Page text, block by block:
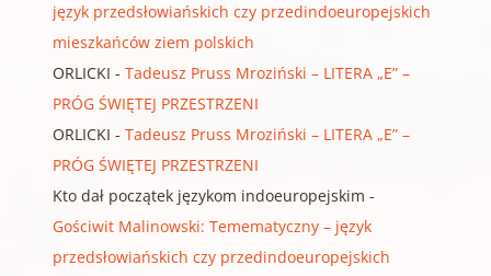
język przedsłowiańskich czy przedindoeuropejskich
mieszkańców ziem polskich
ORLICKI - Tadeusz Pruss Mroziński – LITERA „E” –
PRÓG ŚWIĘTEJ PRZESTRZENI
ORLICKI - Tadeusz Pruss Mroziński – LITERA „E” –
PRÓG ŚWIĘTEJ PRZESTRZENI
Kto dał początek językom indoeuropejskim -
Gościwit Malinowski: Temematyczny – język
przedsłowiańskich czy przedindoeuropejskich